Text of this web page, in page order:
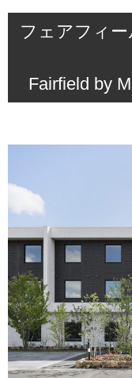
フェアフィ
Fairfield by